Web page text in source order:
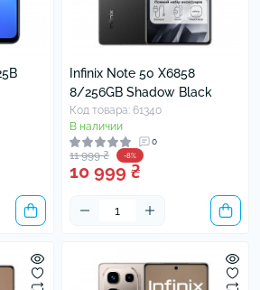
Infinix Note 50 X6858
8/256GB Shadow Black
Код товара: 61340
В наличии
0
11 999 ₴ -8%
10 999 ₴